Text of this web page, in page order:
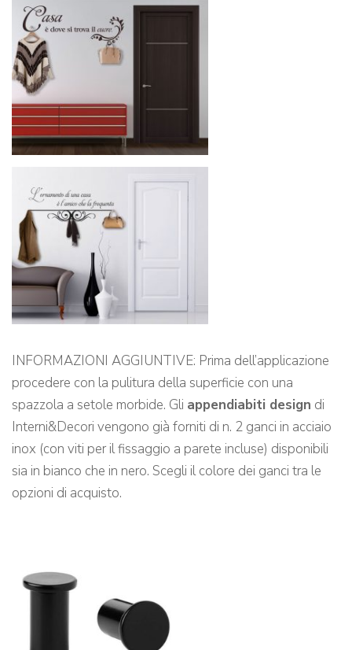
INFORMAZIONI AGGIUNTIVE: Prima dell’applicazione
procedere con la pulitura della superficie con una
spazzola a setole morbide. Gli appendiabiti design di
Interni&Decori vengono già forniti di n. 2 ganci in acciaio
inox (con viti per il fissaggio a parete incluse) disponibili
sia in bianco che in nero. Scegli il colore dei ganci tra le
opzioni di acquisto.